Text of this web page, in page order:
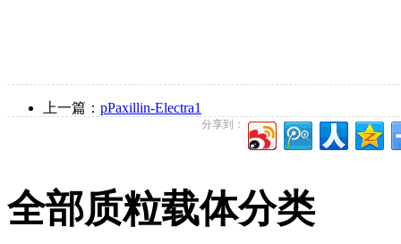
上一篇： pPaxillin-Electra1
分享到：
全部质粒载体分类